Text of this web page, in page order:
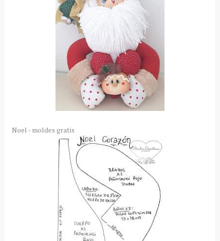
Noel - moldes gratis